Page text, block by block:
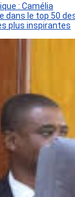
: Camélia
dans le top 50
plus inspirantes